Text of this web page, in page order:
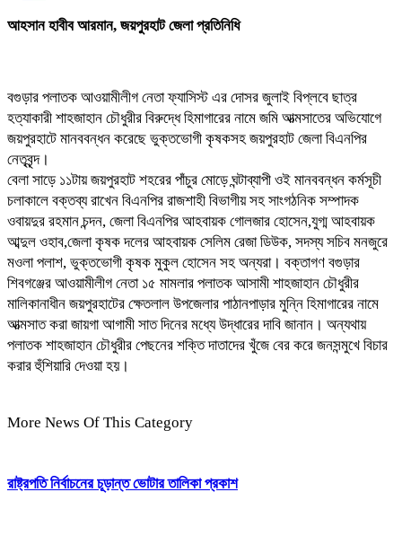
আহসান হাবীব আরমান, জয়পুরহাট জেলা প্রতিনিধি
বগুড়ার পলাতক আওয়ামীলীগ নেতা ফ্যাসিস্ট এর দোসর জুলাই বিপ্লবে ছাত্র
হত্যাকারী শাহজাহান চৌধুরীর বিরুদ্ধে হিমাগারের নামে জমি আত্মসাতের অভিযোগে
জয়পুরহাটে মানববন্ধন করেছে ভুক্তভোগী কৃষকসহ জয়পুরহাট জেলা বিএনপির
নেতৃবৃন্দ।
বেলা সাড়ে ১১টায় জয়পুরহাট শহরের পাঁচুর মোড়ে ঘন্টাব্যাপী ওই মানববন্ধন কর্মসূচী
চলাকালে বক্তব্য রাখেন বিএনপির রাজশাহী বিভাগীয় সহ সাংগঠনিক সম্পাদক
ওবায়দুর রহমান চন্দন, জেলা বিএনপির আহবায়ক গোলজার হোসেন,যুগ্ম আহবায়ক
আব্দুল ওহাব,জেলা কৃষক দলের আহবায়ক সেলিম রেজা ডিউক, সদস্য সচিব মনজুরে
মওলা পলাশ, ভুক্তভোগী কৃষক মুকুল হোসেন সহ অন্যরা। বক্তাগণ বগুড়ার
শিবগঞ্জের আওয়ামীলীগ নেতা ১৫ মামলার পলাতক আসামী শাহজাহান চৌধুরীর
মালিকানাধীন জয়পুরহাটের ক্ষেতলাল উপজেলার পাঠানপাড়ার মুন্নি হিমাগারের নামে
আত্মসাত করা জায়গা আগামী সাত দিনের মধ্যে উদ্ধারের দাবি জানান। অন্যথায়
পলাতক শাহজাহান চৌধুরীর পেছনের শক্তি দাতাদের খুঁজে বের করে জনসন্মুখে বিচার
করার হুঁশিয়ারি দেওয়া হয়।
More News Of This Category
রাষ্ট্রপতি নির্বাচনের চূড়ান্ত ভোটার তালিকা প্রকাশ